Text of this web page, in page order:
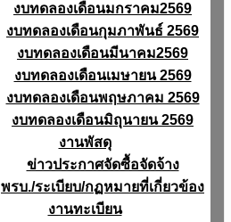
งบทดลองเดือนมกราคม2569
งบทดลองเดือนกุมภาพันธ์ 2569
งบทดลองเดือนมีนาคม2569
งบทดลองเดือนเมษายน 2569
งบทดลองเดือนพฤษภาคม 2569
งบทดลองเดือนมิถุนายน 2569
งานพัสดุ
ข่าวประกาศจัดซื้อจัดจ้าง
พรบ./ระเบียบ/กฏหมายที่เกี่ยวข้อง
งานทะเบียน